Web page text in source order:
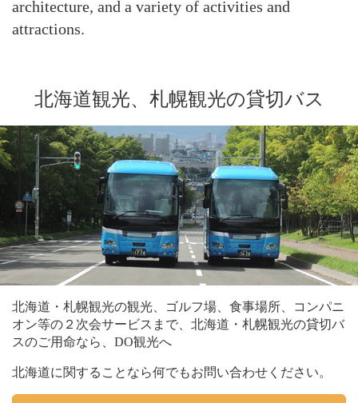
architecture, and a variety of activities and
attractions.
北海道観光、札幌観光の貸切バス
北海道・札幌観光の観光、ゴルフ場、食事場所、コンパニ
オン等の２次会サービスまで、北海道・札幌観光の貸切バ
スのご用命なら、DO観光へ
北海道に関することなら何でもお問い合わせください。